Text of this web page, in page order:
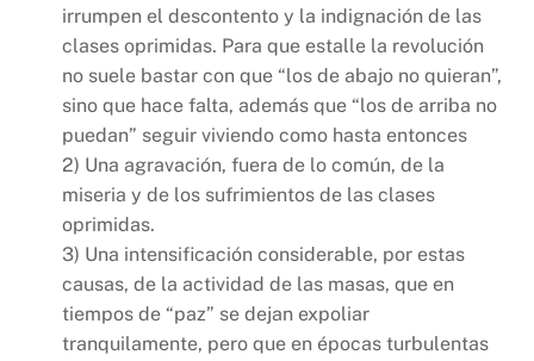
irrumpen el descontento y la indignación de las
clases oprimidas. Para que estalle la revolución
no suele bastar con que “los de abajo no quieran”,
sino que hace falta, además que “los de arriba no
puedan” seguir viviendo como hasta entonces
2) Una agravación, fuera de lo común, de la
miseria y de los sufrimientos de las clases
oprimidas.
3) Una intensificación considerable, por estas
causas, de la actividad de las masas, que en
tiempos de “paz” se dejan expoliar
tranquilamente, pero que en épocas turbulentas